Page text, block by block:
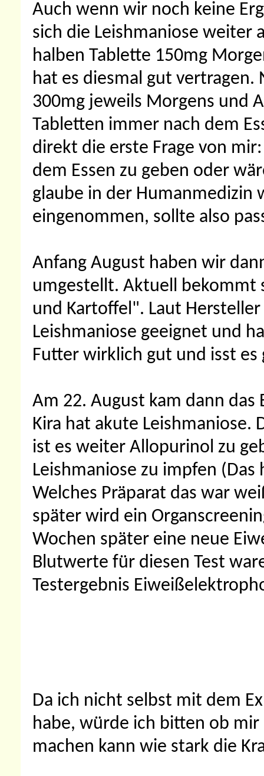
Auch wenn wir noch keine
sich die Leishmaniose weiter
halben Tablette 150mg
hat es diesmal gut vertragen.
300mg jeweils Morgens und
Tabletten immer nach dem
direkt die erste Frage von
dem Essen zu geben oder
glaube in der Humanmedizin
eingenommen, sollte also
Anfang August haben wir
umgestellt. Aktuell bekommt
und Kartoffel". Laut
Leishmaniose geeignet und
Futter wirklich gut und isst es
Am 22. August kam dann
Kira hat akute Leishmaniose.
ist es weiter Allopurinol zu
Leishmaniose zu impfen
Welches Präparat das war
später wird ein
Wochen später eine neue
Blutwerte für diesen Test
Testergebnis
Da ich nicht selbst mit dem
habe, würde ich bitten ob
machen kann wie stark die